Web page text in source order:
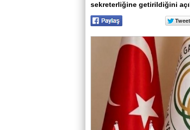
sekreterliğine getirildiğini